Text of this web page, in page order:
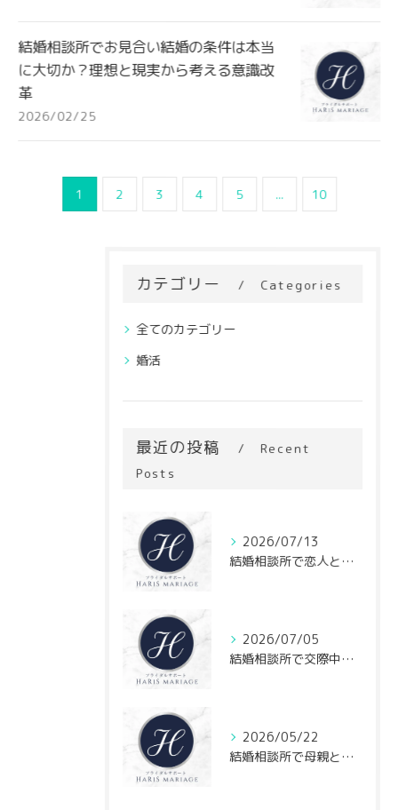
結婚相談所でお見合い結婚の条件は本当
に大切か？理想と現実から考える意識改
革
2026/02/25
1 2 3 4 5 ... 10
カテゴリー Categories
全てのカテゴリー
婚活
最近の投稿 Recent
Posts
2026/07/13
結婚相談所で恋人と結婚相手の違いを見極めるチェックポイントと判断基準
2026/07/05
結婚相談所で交際中に割り勘提案されたとき男性心理や将来の金銭感覚を見極める方法
2026/05/22
結婚相談所で母親との関係性が婚活に与える影響と自分らしく進める方法